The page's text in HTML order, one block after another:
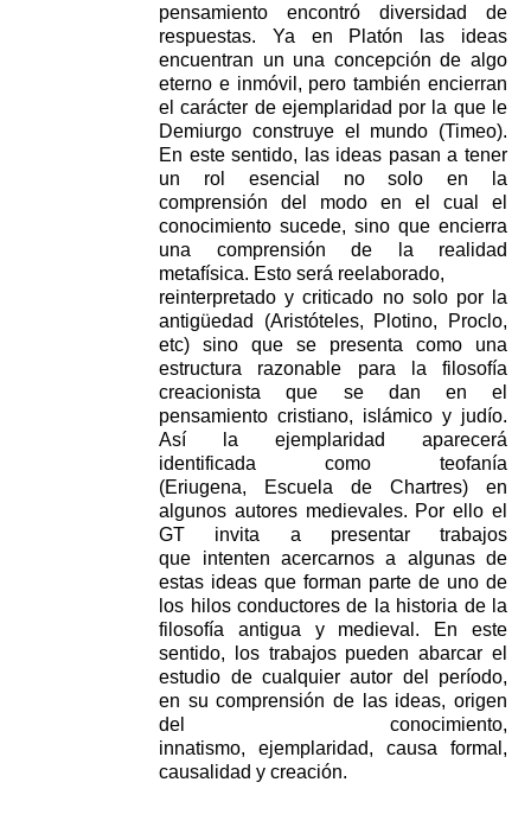
pensamiento encontró diversidad de
respuestas. Ya en Platón las ideas
encuentran un una concepción de algo
eterno e inmóvil, pero también encierran
elcarácter de ejemplaridad por la que le
Demiurgo construye el mundo (Timeo).
En este sentido, las ideas pasan a tener
un rol esencial no solo en la
comprensión del modo en el cual el
conocimientosucede, sino que encierra
una comprensión de la realidad
metafísica. Esto será reelaborado,
reinterpretado y criticado no solo por la
antigüedad (Aristóteles, Plotino, Proclo,
etc) sino que se presenta como una
estructura razonable para la filosofía
creacionista que se dan en el
pensamientocristiano, islámico y judío.
Así la ejemplaridad aparecerá
identificada como teofanía
(Eriugena,
Escuela de Chartres) en
algunos autores medievales. Por ello el
GT invita a presentar trabajos
que intenten acercarnos a algunas de
estas ideas que forman parte de uno de
los hilos conductores de la historia de la
filosofía antigua y medieval. En este
sentido, los trabajos pueden abarcar el
estudio de cualquier autor del período,
en su comprensión de las ideas, origen
del conocimiento,
innatismo,ejemplaridad, causa formal,
causalidad y creación.